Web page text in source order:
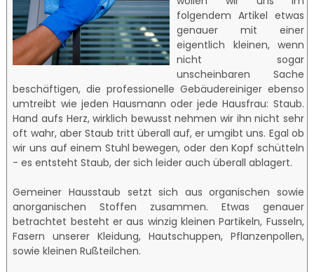
folgendem Artikel etwas
genauer mit einer
eigentlich kleinen, wenn
nicht sogar
unscheinbaren Sache
beschäftigen, die professionelle Gebäudereiniger ebenso
umtreibt wie jeden Hausmann oder jede Hausfrau: Staub.
Hand aufs Herz, wirklich bewusst nehmen wir ihn nicht sehr
oft wahr, aber Staub tritt überall auf, er umgibt uns. Egal ob
wir uns auf einem Stuhl bewegen, oder den Kopf schütteln
- es entsteht Staub, der sich leider auch überall ablagert.
Gemeiner Hausstaub setzt sich aus organischen sowie
anorganischen Stoffen zusammen. Etwas genauer
betrachtet besteht er aus winzig kleinen Partikeln, Fusseln,
Fasern unserer Kleidung, Hautschuppen, Pflanzenpollen,
sowie kleinen Rußteilchen.